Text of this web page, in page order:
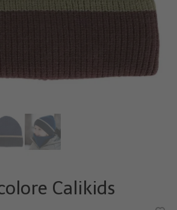
Calikids